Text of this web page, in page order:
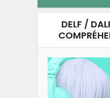
DELF /